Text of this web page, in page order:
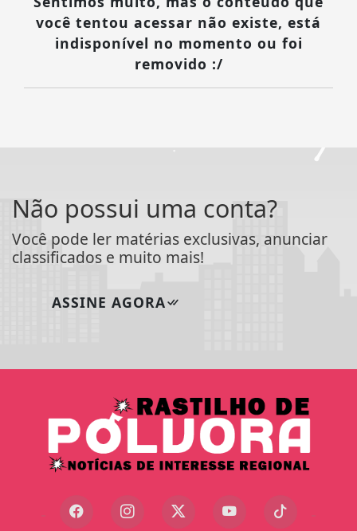
você tentou acessar não existe, está
indisponível no momento ou foi
removido :/
Não possui uma conta?
Você pode ler matérias exclusivas, anunciar
classificados e muito mais!
ASSINE AGORA